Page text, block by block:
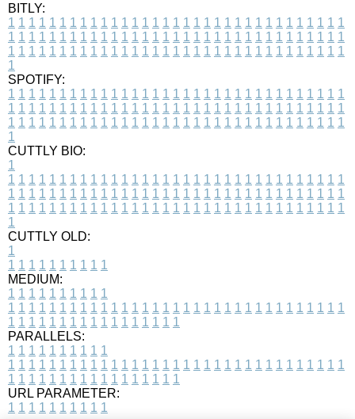
BITLY:
1 1 1 1 1 1 1 1 1 1 1 1 1 1 1 1 1 1 1 1 1 1 1 1 1 1 1 1 1 1 1 1 1
1 1 1 1 1 1 1 1 1 1 1 1 1 1 1 1 1 1 1 1 1 1 1 1 1 1 1 1 1 1 1 1 1
1 1 1 1 1 1 1 1 1 1 1 1 1 1 1 1 1 1 1 1 1 1 1 1 1 1 1 1 1 1 1 1 1
1
SPOTIFY:
1 1 1 1 1 1 1 1 1 1 1 1 1 1 1 1 1 1 1 1 1 1 1 1 1 1 1 1 1 1 1 1 1
1 1 1 1 1 1 1 1 1 1 1 1 1 1 1 1 1 1 1 1 1 1 1 1 1 1 1 1 1 1 1 1 1
1 1 1 1 1 1 1 1 1 1 1 1 1 1 1 1 1 1 1 1 1 1 1 1 1 1 1 1 1 1 1 1 1
1
CUTTLY BIO:
1
1 1 1 1 1 1 1 1 1 1 1 1 1 1 1 1 1 1 1 1 1 1 1 1 1 1 1 1 1 1 1 1 1
1 1 1 1 1 1 1 1 1 1 1 1 1 1 1 1 1 1 1 1 1 1 1 1 1 1 1 1 1 1 1 1 1
1 1 1 1 1 1 1 1 1 1 1 1 1 1 1 1 1 1 1 1 1 1 1 1 1 1 1 1 1 1 1 1 1
1
CUTTLY OLD:
1
1 1 1 1 1 1 1 1 1 1
MEDIUM:
1 1 1 1 1 1 1 1 1 1
1 1 1 1 1 1 1 1 1 1 1 1 1 1 1 1 1 1 1 1 1 1 1 1 1 1 1 1 1 1 1 1 1
1 1 1 1 1 1 1 1 1 1 1 1 1 1 1 1 1
PARALLELS:
1 1 1 1 1 1 1 1 1 1
1 1 1 1 1 1 1 1 1 1 1 1 1 1 1 1 1 1 1 1 1 1 1 1 1 1 1 1 1 1 1 1 1
1 1 1 1 1 1 1 1 1 1 1 1 1 1 1 1 1
URL PARAMETER:
1 1 1 1 1 1 1 1 1 1